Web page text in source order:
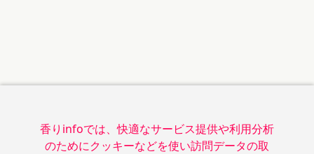
香りinfoでは、快適なサービス提供や利用分析
のためにクッキーなどを使い訪問データの取